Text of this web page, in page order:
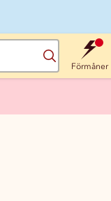
Sök
Förmåner